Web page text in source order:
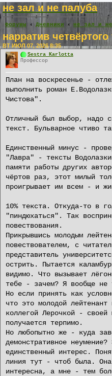
не зал и не палуба
Форумы Дневники не зал и
нарратив четвёртого
ВТ ИЮЛ 07, 2026 8:35
Sestra Karlotta
Профессор
План на воскресенье -
выполнить роман
Чистова".
Отличный был выбор, надо
текст. Бульварное чтиво
Единственный минус -
"Лавра" - тексты
памяти работы других
чёртов раз, этот милый
проигрывает им всем - и
10% текста. Откуда-то в
"пиндюхаться". Так
повествования.
Прикрывшись молодым
повествователем, с
представитель
острить. Пытается
видимо. Что вызывает
тебе - зачем? Я вообще не
Но если принять как
что это молодой лейтенант
коллегой Лерочкой -
получается терпимо.
Но любопытно же - куда
демонстративное
единственный интерес.
линия тут - чтоб была.
интересна, а мне - тем